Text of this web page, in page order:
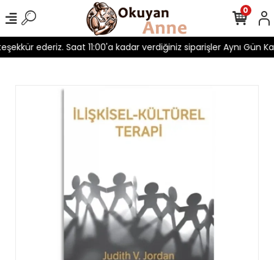
ederiz. Saat 11:00'a kadar verdiğiniz siparişler Aynı Gün
0